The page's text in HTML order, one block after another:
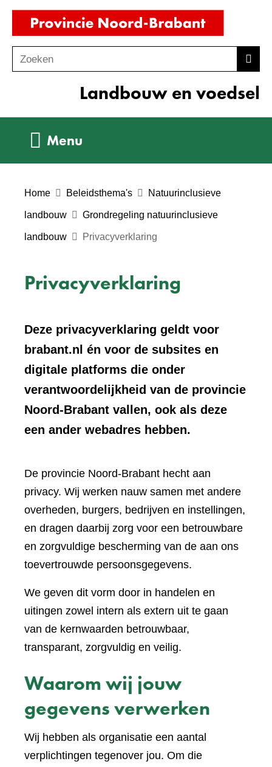
Ga
de
inhoud
o
Zoeken
Landbouw en voedsel
Menu
Home Beleidsthema's Natuurinclusieve
landbouw Grondregeling natuurinclusieve
landbouw Privacyverklaring
Privacyverklaring
Deze privacyverklaring geldt voor
brabant.nl én voor de subsites en
digitale platforms die onder
verantwoordelijkheid van de provincie
Noord-Brabant vallen, ook als deze
een ander webadres hebben.
De provincie Noord-Brabant hecht aan
privacy. Wij werken nauw samen met andere
overheden, burgers, bedrijven en instellingen,
en dragen daarbij zorg voor een betrouwbare
en zorgvuldige bescherming van de aan ons
toevertrouwde persoonsgegevens.
We geven dit vorm door in handelen en
uitingen zowel intern als extern uit te gaan
van de kernwaarden betrouwbaar,
transparant, zorgvuldig en veilig.
Waarom wij jouw
gegevens verwerken
Wij hebben als organisatie een aantal
verplichtingen tegenover jou. Om die